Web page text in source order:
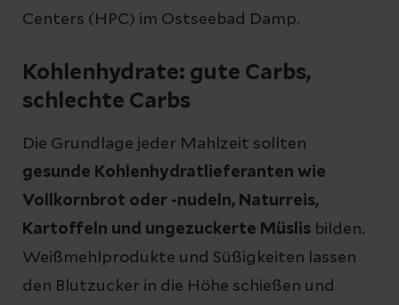
Centers (HPC) im Ostseebad Damp.
Kohlenhydrate: gute Carbs,
schlechte Carbs
Die Grundlage jeder Mahlzeit sollten
gesunde Kohlenhydratlieferanten wie
Vollkornbrot oder -nudeln, Naturreis,
Kartoffeln und ungezuckerte Müslis bilden.
Weißmehlprodukte und Süßigkeiten lassen
den Blutzucker in die Höhe schießen und